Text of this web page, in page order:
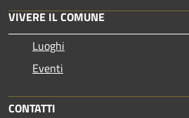
VIVERE IL COMUNE
Luoghi
Eventi
CONTATTI